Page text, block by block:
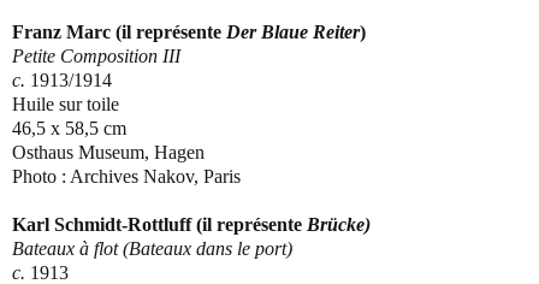
Franz Marc (il représente Der Blaue Reiter)
Petite Composition III
c. 1913/1914
Huile sur toile
46,5 x 58,5 cm
Osthaus Museum, Hagen
Photo : Archives Nakov, Paris
Karl Schmidt-Rottluff (il représente Brücke)
Bateaux à flot (Bateaux dans le port)
c. 1913